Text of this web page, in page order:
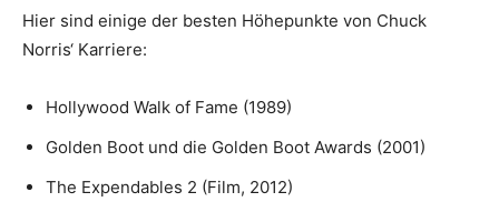
Hier sind einige der besten Höhepunkte von Chuck
Norris‘ Karriere:
Hollywood Walk of Fame (1989)
Golden Boot und die Golden Boot Awards (2001)
The Expendables 2 (Film, 2012)